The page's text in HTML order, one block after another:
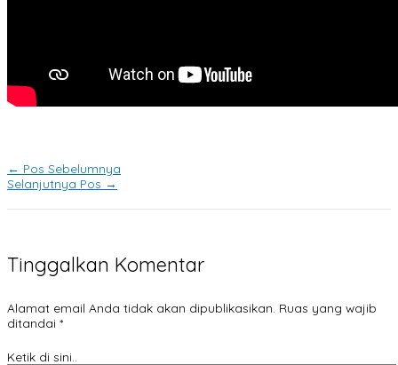
← Pos Sebelumnya
Selanjutnya Pos →
Tinggalkan Komentar
Alamat email Anda tidak akan dipublikasikan. Ruas yang wajib
ditandai *
Ketik di sini..